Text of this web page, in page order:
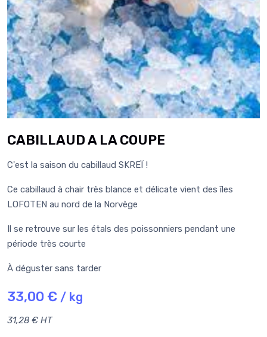
CABILLAUD A LA COUPE
C'est la saison du cabillaud SKREÏ !
Ce cabillaud à chair très blance et délicate vient des îles
LOFOTEN au nord de la Norvège
Il se retrouve sur les étals des poissonniers pendant une
période très courte
À déguster sans tarder
33,00 € / kg
31,28 € HT